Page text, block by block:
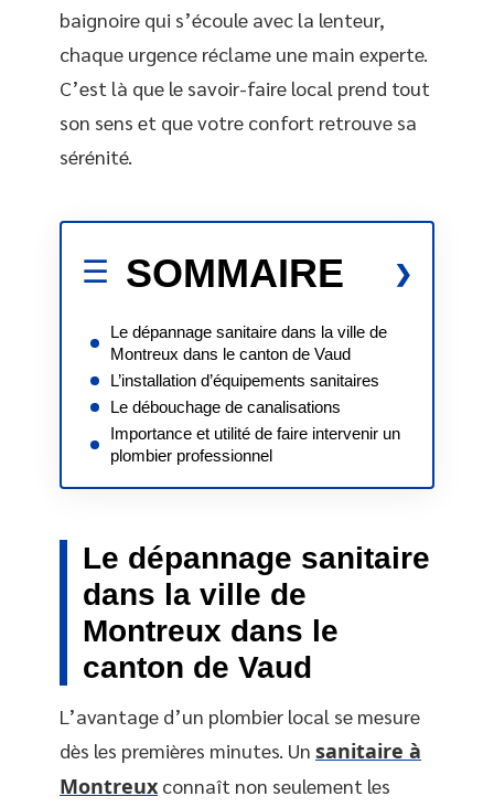
baignoire qui s’écoule avec la lenteur,
chaque urgence réclame une main experte.
C’est là que le savoir-faire local prend tout
son sens et que votre confort retrouve sa
sérénité.
SOMMAIRE
Le dépannage sanitaire dans la ville de
Montreux dans le canton de Vaud
L’installation d’équipements sanitaires
Le débouchage de canalisations
Importance et utilité de faire intervenir un
plombier professionnel
Le dépannage sanitaire
dans la ville de
Montreux dans le
canton de Vaud
L’avantage d’un plombier local se mesure
dès les premières minutes. Un sanitaire à
Montreux connaît non seulement les